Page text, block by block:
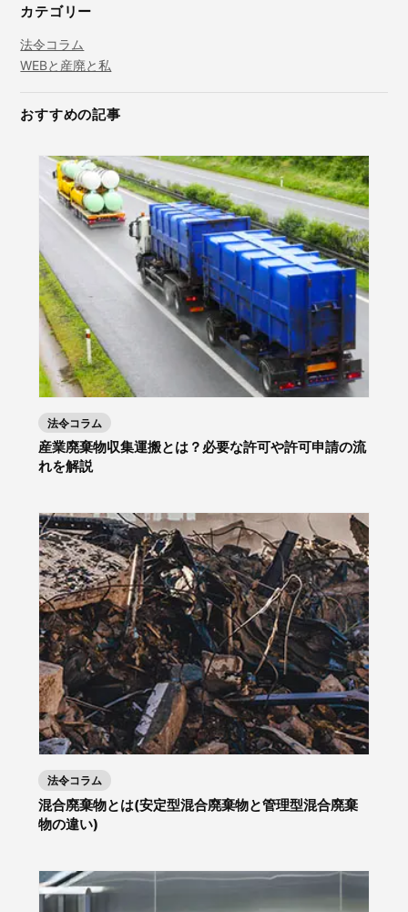
カテゴリー
法令コラム
WEBと産廃と私
おすすめの記事
法令コラム
産業廃棄物収集運搬とは？必要な許可や許可申請の流
れを解説
法令コラム
混合廃棄物とは(安定型混合廃棄物と管理型混合廃棄
物の違い)